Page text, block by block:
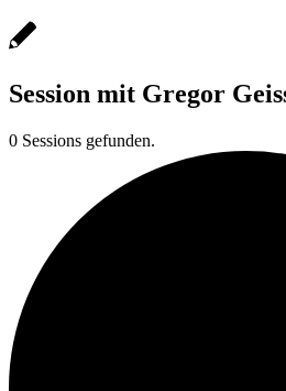
Session mit Gregor
0 Sessions gefunden.